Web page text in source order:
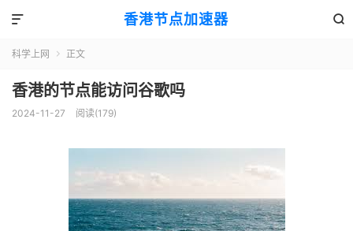
香港节点加速器 

科学上网  正文
香港的节点能访问谷歌吗
2024-11-27 阅读(179)